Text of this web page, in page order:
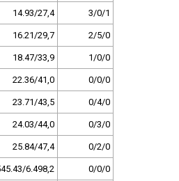
14.93/27,4 3/0/1
16.21/29,7 2/5/0
18.47/33,9 1/0/0
22.36/41,0 0/0/0
23.71/43,5 0/4/0
24.03/44,0 0/3/0
25.84/47,4 0/2/0
6.498,2 0/0/0